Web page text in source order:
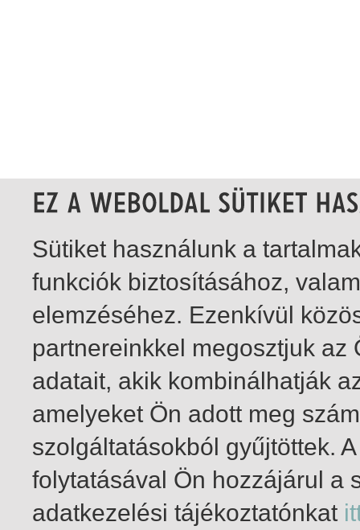
1-19 / összesen 19 találat
Sütiket használunk a
funkciók biztosításához,
elemzéséhez. Ezenkívül
partnereinkkel megosztjuk
adatait, akik kombinálhatják
amelyeket Ön adott meg
szolgáltatásokból gyűjtöttek.
folytatásával Ön hozzájárul a
adatkezelési tájékoztatónkat